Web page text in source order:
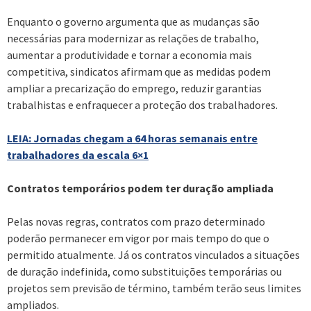
Enquanto o governo argumenta que as mudanças são
necessárias para modernizar as relações de trabalho,
aumentar a produtividade e tornar a economia mais
competitiva, sindicatos afirmam que as medidas podem
ampliar a precarização do emprego, reduzir garantias
trabalhistas e enfraquecer a proteção dos trabalhadores.
LEIA: Jornadas chegam a 64 horas semanais entre
trabalhadores da escala 6×1
Contratos temporários podem ter duração ampliada
Pelas novas regras, contratos com prazo determinado
poderão permanecer em vigor por mais tempo do que o
permitido atualmente. Já os contratos vinculados a situações
de duração indefinida, como substituições temporárias ou
projetos sem previsão de término, também terão seus limites
ampliados.